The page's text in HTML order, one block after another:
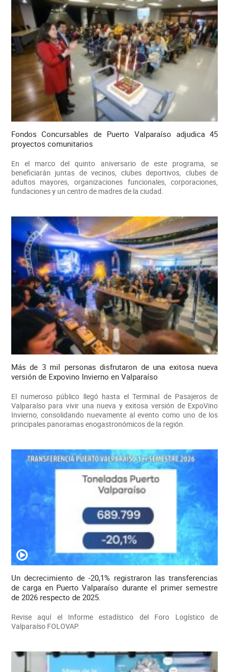
Fondos Concursables de Puerto Valparaíso adjudica 45
proyectos comunitarios
En el marco del quinto aniversario de este programa, se
beneficiarán juntas de vecinos, clubes deportivos, clubes de
adultos mayores, organizaciones funcionales, corporaciones,
fundaciones y un centro de madres de la ciudad.
Más de 3 mil personas disfrutaron de una exitosa nueva
versión de Expovino Invierno en Valparaíso
El numeroso público llegó hasta el Terminal de Pasajeros de
Valparaíso para vivir una nueva y exitosa versión de ExpoVino
Invierno, consolidando nuevamente al evento como uno de los
principales panoramas enogastronómicos de la región.
Un decrecimiento de -20,1% registraron las transferencias
de carga en Puerto Valparaíso durante el primer semestre
de 2026 respecto de 2025.
Revise aquí el Informe estadístico del Foro Logístico de
Valparaíso FOLOVAP.